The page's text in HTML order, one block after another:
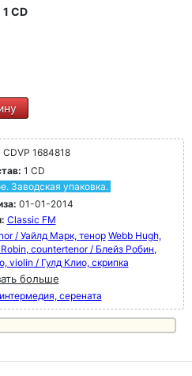
1 CD
CDVP 1684818
1 CD
Заводская упаковка.
01-01-2014
Classic FM
/ Уайлд Марк, тенор Webb Hugh,
countertenor / Блейз Робин,
violin / Гулд Клио, скрипка
больше
серената